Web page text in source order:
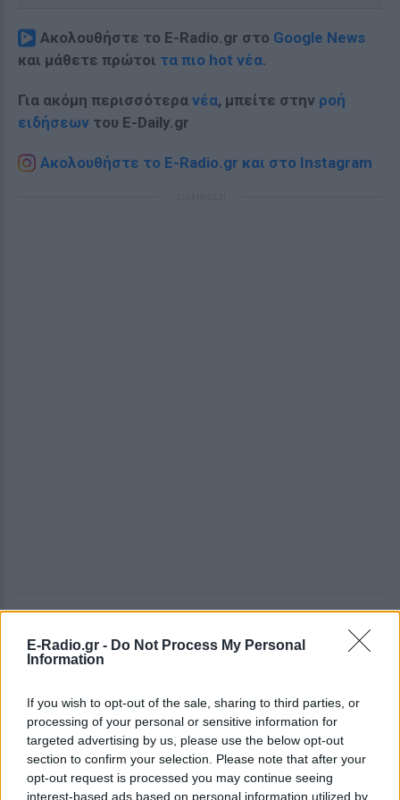
E-Radio.gr - Do Not Process My Personal
Information
If you wish to opt-out of the sale, sharing to third parties, or
processing of your personal or sensitive information for
targeted advertising by us, please use the below opt-out
section to confirm your selection. Please note that after your
opt-out request is processed you may continue seeing
interest-based ads based on personal information utilized by
Ακολουθήστε το E-Radio.gr στο Google News
και μάθετε πρώτοι τα πιο hot νέα.
Για ακόμη περισσότερα νέα, μπείτε στην ροή
ειδήσεων του E-Daily.gr
Ακολουθήστε το E-Radio.gr και στο Instagram
Γιατί δεν έσωσα το κουτάβι: Ο
ερευνητής που κατέγραφε τη
συμβίωση του μικρού σκυλιού
με αγέλη λύκων εξηγεί γιατί
δεν επενέβη